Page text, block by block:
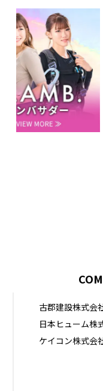
む
古郡建設株式会
日本ヒューム株
ケイコン株式会